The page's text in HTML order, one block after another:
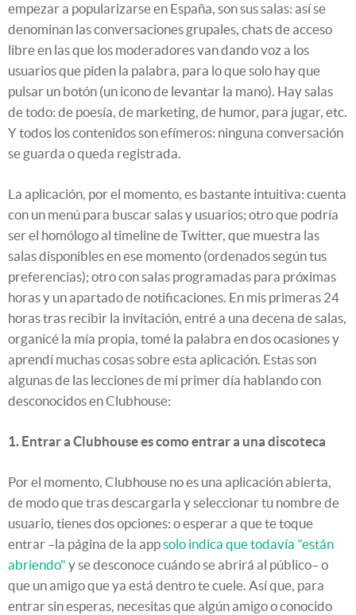
empezar a popularizarse en España, son sus salas: así se
denominan las conversaciones grupales, chats de acceso
libre en las que los moderadores van dando voz a los
usuarios que piden la palabra, para lo que solo hay que
pulsar un botón (un icono de levantar la mano). Hay salas
de todo: de poesía, de marketing, de humor, para jugar, etc.
Y todos los contenidos son efímeros: ninguna conversación
se guarda o queda registrada.
La aplicación, por el momento, es bastante intuitiva: cuenta
con un menú para buscar salas y usuarios; otro que podría
ser el homólogo al timeline de Twitter, que muestra las
salas disponibles en ese momento (ordenados según tus
preferencias); otro con salas programadas para próximas
horas y un apartado de notificaciones. En mis primeras 24
horas tras recibir la invitación, entré a una decena de salas,
organicé la mía propia, tomé la palabra en dos ocasiones y
aprendí muchas cosas sobre esta aplicación. Estas son
algunas de las lecciones de mi primer día hablando con
desconocidos en Clubhouse:
1. Entrar a Clubhouse es como entrar a una discoteca
Por el momento, Clubhouse no es una aplicación abierta,
de modo que tras descargarla y seleccionar tu nombre de
usuario, tienes dos opciones: o esperar a que te toque
entrar –la página de la appsolo indica que todavía "están
abriendo" y se desconoce cuándo se abrirá al público– o
que un amigo que ya está dentro te cuele. Así que, para
entrar sin esperas, necesitas que algún amigo o conocido